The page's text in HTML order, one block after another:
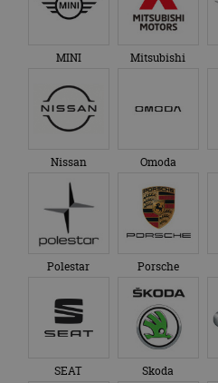
MINI Mitsubishi
Nissan Omoda
Polestar Porsche
SEAT Skoda